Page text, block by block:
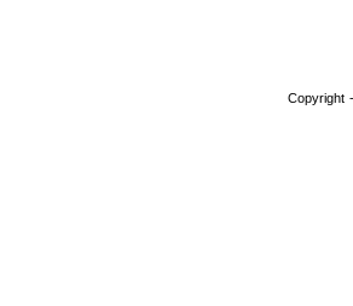
Copyright